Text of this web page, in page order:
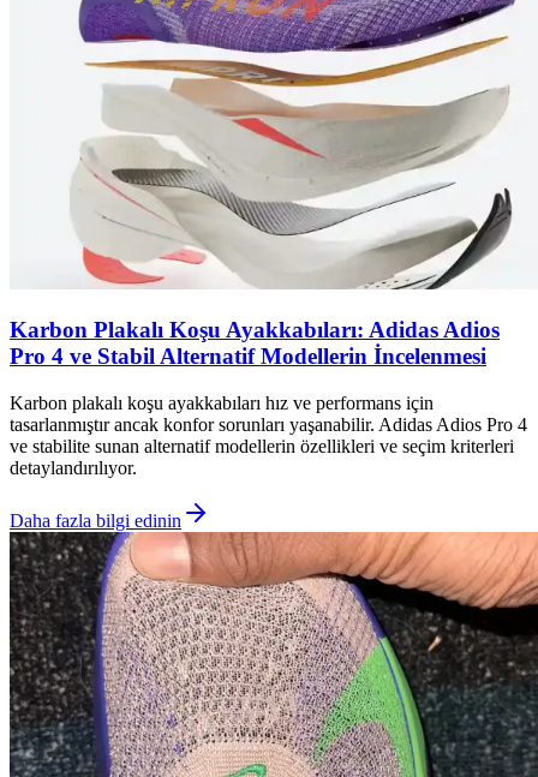
Karbon Plakalı Koşu Ayakkabıları: Adidas Adios
Pro 4 ve Stabil Alternatif Modellerin İncelenmesi
Karbon plakalı koşu ayakkabıları hız ve performans için
tasarlanmıştır ancak konfor sorunları yaşanabilir. Adidas Adios Pro 4
ve stabilite sunan alternatif modellerin özellikleri ve seçim kriterleri
detaylandırılıyor.
Daha fazla bilgi edinin